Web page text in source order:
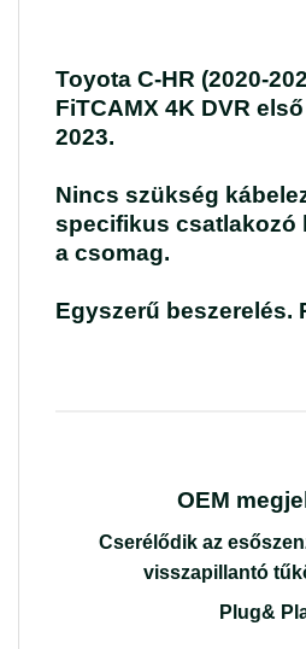
Toyota C-HR (2020-
FiTCAMX 4K DVR
2023.
Nincs szükség
specifikus csatlakozó
a csomag.
Egyszerű beszerelés.
OEM
Cserélődik az
visszapillantó
Plug&